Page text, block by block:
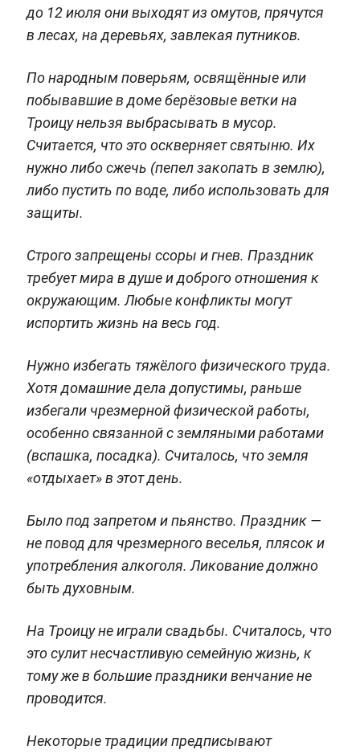
до 12 июля они выходят из омутов, прячутся
в лесах, на деревьях, завлекая путников.
По народным поверьям, освящённые или
побывавшие в доме берёзовые ветки на
Троицу нельзя выбрасывать в мусор.
Считается, что это оскверняет святыню. Их
нужно либо сжечь (пепел закопать в землю),
либо пустить по воде, либо использовать для
защиты.
Строго запрещены ссоры и гнев. Праздник
требует мира в душе и доброго отношения к
окружающим. Любые конфликты могут
испортить жизнь на весь год.
Нужно избегать тяжёлого физического труда.
Хотя домашние дела допустимы, раньше
избегали чрезмерной физической работы,
особенно связанной с земляными работами
(вспашка, посадка). Считалось, что земля
«отдыхает» в этот день.
Было под запретом и пьянство. Праздник —
не повод для чрезмерного веселья, плясок и
употребления алкоголя. Ликование должно
быть духовным.
На Троицу не играли свадьбы. Считалось, что
это сулит несчастливую семейную жизнь, к
тому же в большие праздники венчание не
проводится.
Некоторые традиции предписывают